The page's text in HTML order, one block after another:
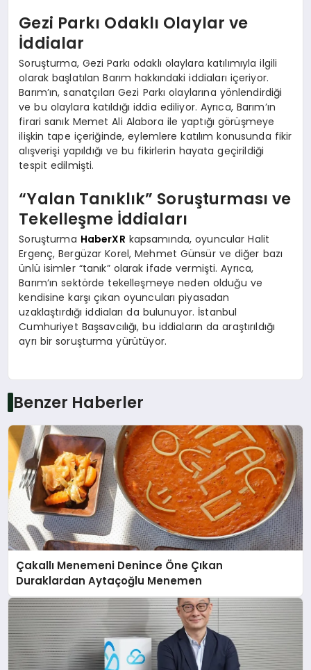
Gezi Parkı Odaklı Olaylar ve
İddialar
Soruşturma, Gezi Parkı odaklı olaylara katılımıyla ilgili
olarak başlatılan Barım hakkındaki iddiaları içeriyor.
Barım’ın, sanatçıları Gezi Parkı olaylarına yönlendirdiği
ve bu olaylara katıldığı iddia ediliyor. Ayrıca, Barım’ın
firari sanık Memet Ali Alabora ile yaptığı görüşmeye
ilişkin tape içeriğinde, eylemlere katılım konusunda fikir
alışverişi yapıldığı ve bu fikirlerin hayata geçirildiği
tespit edilmişti.
“Yalan Tanıklık” Soruşturması ve
Tekelleşme İddiaları
Soruşturma HaberXR kapsamında, oyuncular Halit
Ergenç, Bergüzar Korel, Mehmet Günsür ve diğer bazı
ünlü isimler “tanık” olarak ifade vermişti. Ayrıca,
Barım’ın sektörde tekelleşmeye neden olduğu ve
kendisine karşı çıkan oyuncuları piyasadan
uzaklaştırdığı iddiaları da bulunuyor. İstanbul
Cumhuriyet Başsavcılığı, bu iddiaların da araştırıldığı
ayrı bir soruşturma yürütüyor.
Benzer Haberler
Çakallı Menemeni Denince Öne Çıkan
Duraklardan Aytaçoğlu Menemen